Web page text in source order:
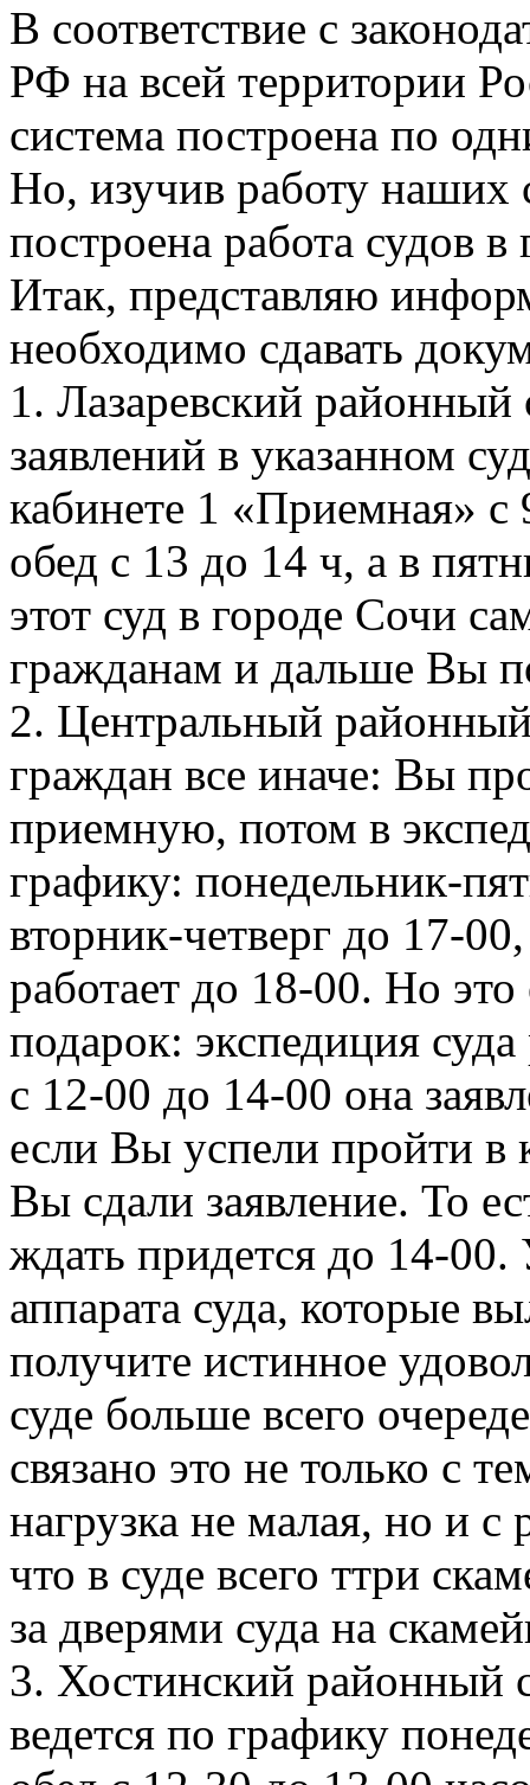
В соответствие с
РФ на всей территории
система построена по
Но, изучив работу наших
построена работа судов
Итак, представляю
необходимо сдавать
1. Лазаревский
заявлений в указанном
кабинете 1 «Приемная»
обед с 13 до 14 ч, а в
этот суд в городе Сочи
гражданам и дальше Вы
2. Центральный
граждан все иначе: Вы
приемную, потом в
графику: понедельник-
вторник-четверг до 17-
работает до 18-00. Но
подарок: экспедиция
с 12-00 до 14-00 она
если Вы успели пройти в
Вы сдали заявление. То
ждать придется до 14-00.
аппарата суда, которые
получите истинное
суде больше всего
связано это не только с
нагрузка не малая, но и с
что в суде всего ттри
за дверями суда на
3. Хостинский районный
ведется по графику